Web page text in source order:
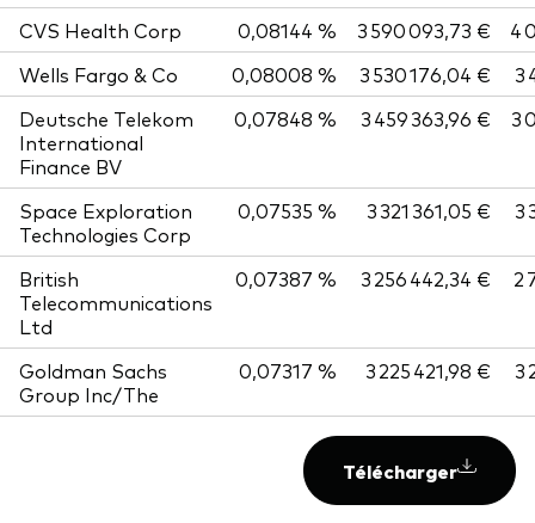
CVS Health Corp
0,08144 % 3 590 093,73 €
4
Wells Fargo & Co
0,08008 % 3 530 176,04 €
3
Deutsche Telekom
International
Finance BV
0,07848 % 3 459 363,96 € 3
Space Exploration
Technologies Corp
0,07535 % 3 321 361,05 € 3
British
Telecommunications
Ltd
0,07387 % 3 256 442,34 € 2
Goldman Sachs
Group Inc/The
0,07317 % 3 225 421,98 € 3
Télécharger